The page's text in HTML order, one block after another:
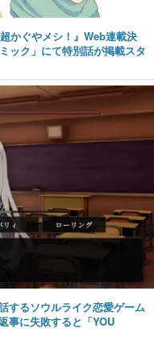
かぐやメシ！』Web連載決
ック」にて特別話が掲載スタ
するソウルライク恋愛ゲーム
事に失敗すると「YOU